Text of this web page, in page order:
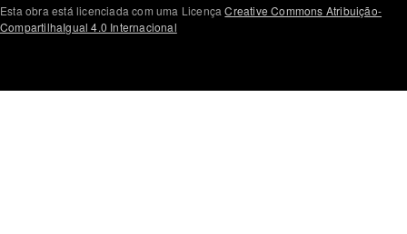
Esta obra está licenciada com uma LicençaCreative Commons Atribuição-
CompartilhaIgual 4.0 Internacional